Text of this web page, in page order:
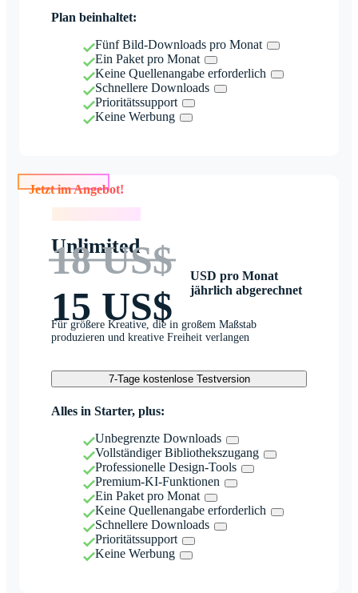
Plan beinhaltet:
Fünf Bild-Downloads pro Monat
Ein Paket pro Monat
Keine Quellenangabe erforderlich
Schnellere Downloads
Prioritätssupport
Keine Werbung
Jetzt im Angebot!
Unlimited
18 US$
15 US$
USD pro Monat
jährlich abgerechnet
Für größere Kreative, die in großem Maßstab
produzieren und kreative Freiheit verlangen
7-Tage kostenlose Testversion
Alles in Starter, plus:
Unbegrenzte Downloads
Vollständiger Bibliothekszugang
Professionelle Design-Tools
Premium-KI-Funktionen
Ein Paket pro Monat
Keine Quellenangabe erforderlich
Schnellere Downloads
Prioritätssupport
Keine Werbung